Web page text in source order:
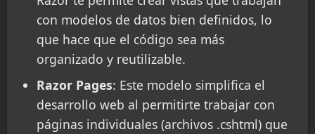
con modelos de datos bien definidos, lo
que hace que el código sea más
organizado y reutilizable.
Razor Pages: Este modelo simplifica el
desarrollo web al permitirte trabajar con
páginas individuales (archivos .cshtml) que